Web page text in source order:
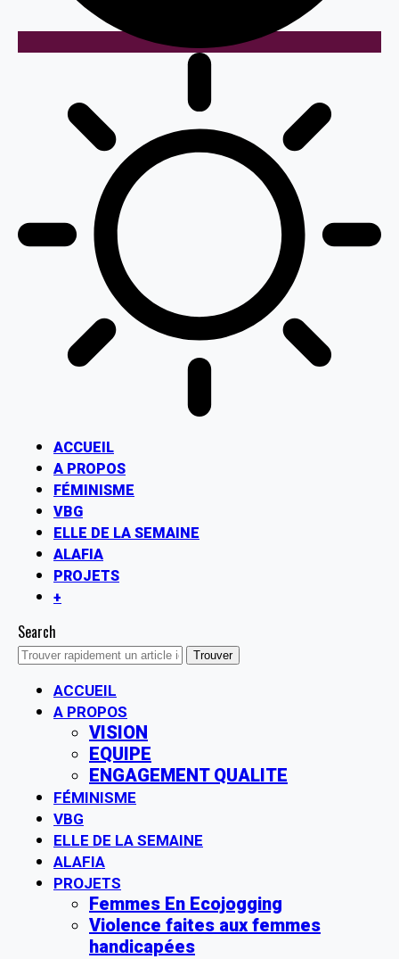
ACCUEIL
A PROPOS
FÉMINISME
VBG
ELLE DE LA SEMAINE
ALAFIA
PROJETS
+
Search
ACCUEIL
A PROPOS
VISION
EQUIPE
ENGAGEMENT QUALITE
FÉMINISME
VBG
ELLE DE LA SEMAINE
ALAFIA
PROJETS
Femmes En Ecojogging
Violence faites aux femmes
handicapées